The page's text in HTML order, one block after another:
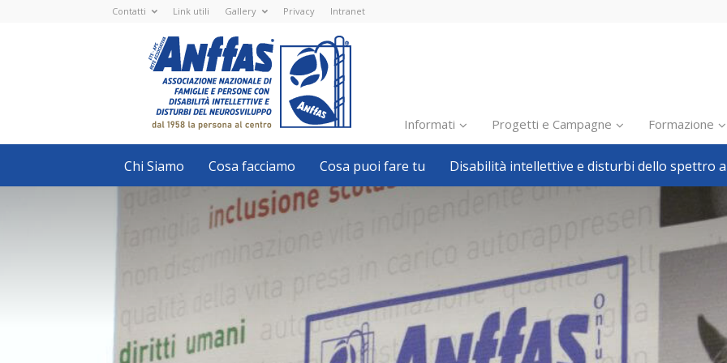
Contatti Link utili Gallery Privacy Intranet
Nazionale
ETS
-
APS
Associazione
Nazionale
di
Famiglie
e
con
disabilità
intellettive
neurosviluppo
Informati
Inclusione scolastica
Inclusione lavorativa
Politiche sociali
Pillole
Formazione
Avvisi, bandi
Welfare locale
Progetti e Campagne Formazione
Chi Siamo Cosa facciamo Cosa puoi fare tu Disabilità intellettive e disturbi dello spettro